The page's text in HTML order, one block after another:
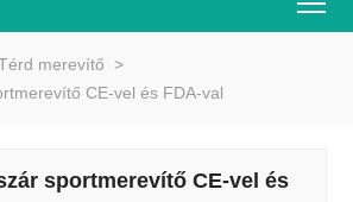
merevítő >
CE-vel és FDA-val
sportmerevítő CE-vel és